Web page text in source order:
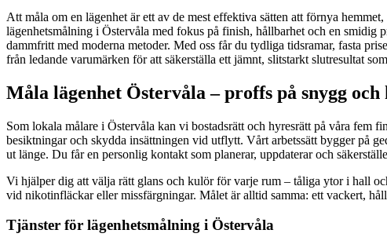
Att måla om en lägenhet är ett av de mest effektiva sätten att förnya
lägenhetsmålning i Östervåla med fokus på finish, hållbarhet och en
dammfritt med moderna metoder. Med oss får du tydliga tidsramar, fasta
från ledande varumärken för att säkerställa ett jämnt, slitstarkt slutresultat
Måla lägenhet Östervåla – proffs på snygg
Som lokala målare i Östervåla kan vi bostadsrätt och hyresrätt på våra fem
besiktningar och skydda insättningen vid utflytt. Vårt arbetssätt bygger på
ut länge. Du får en personlig kontakt som planerar, uppdaterar och
Vi hjälper dig att välja rätt glans och kulör för varje rum – tåliga ytor i hall
vid nikotinfläckar eller missfärgningar. Målet är alltid samma: ett vackert,
Tjänster för lägenhetsmålning i Östervåla